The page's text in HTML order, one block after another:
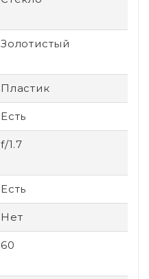
Золотистый
Пластик
Есть
f/1.7
Есть
Нет
60